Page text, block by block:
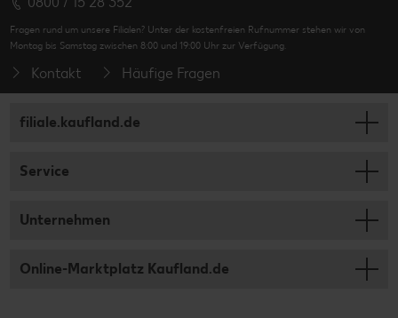
Fragen rund um unsere Filialen? Unter der kostenfreien Rufnummer stehen wir von
Montag bis Samstag zwischen 8:00 und 19:00 Uhr zur Verfügung.
Kontakt Häufige Fragen
filiale.kaufland.de
Service
Unternehmen
Online-Marktplatz Kaufland.de